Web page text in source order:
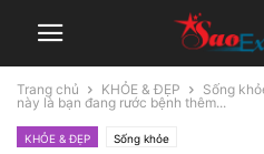
Trang chủ KHỎE & ĐẸP Sống
này là bạn đang rước bệnh thêm...
KHỎE & ĐẸP Sống khỏe